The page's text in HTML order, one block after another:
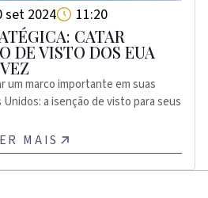
set 2024 11:20
CATAR
DE VISTO DOS EUA
um marco importante em suas
a isenção de visto para seus
MAIS